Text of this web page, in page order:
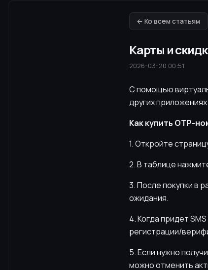
← Ко всем статьям
Карты и
2026-03-20 00:51
С помощью
других
Как купить OTP-
1. Откройте
2. В таблице
3. После покупки в
ожидания.
4. Когда придет
регистрации/
5. Если нужно
можно отменить